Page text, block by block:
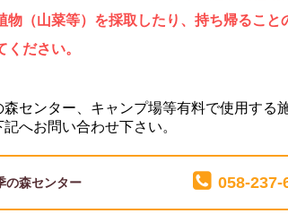
（山菜等）を採取したり、持ち帰ること
ださい。
森センター、キャンプ場等有料で使用する
記へお問い合わせ下さい。
の森センター 058-237-